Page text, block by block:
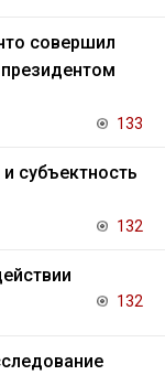
совершил
133
субъектность
132
132